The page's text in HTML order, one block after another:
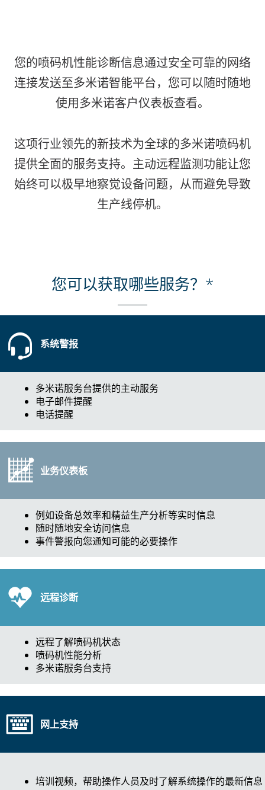
您的喷码机性能诊断信息通过安全可靠的网络
连接发送至多米诺智能平台，您可以随时随地
使用多米诺客户仪表板查看。
这项行业领先的新技术为全球的多米诺喷码机
提供全面的服务支持。主动远程监测功能让您
始终可以极早地察觉设备问题，从而避免导致
生产线停机。
您可以获取哪些服务？*
系统警报
多米诺服务台提供的主动服务
电子邮件提醒
电话提醒
业务仪表板
例如设备总效率和精益生产分析等实时信息
随时随地安全访问信息
事件警报向您通知可能的必要操作
远程诊断
远程了解喷码机状态
喷码机性能分析
多米诺服务台支持
网上支持
培训视频，帮助操作人员及时了解系统操作的最新信息